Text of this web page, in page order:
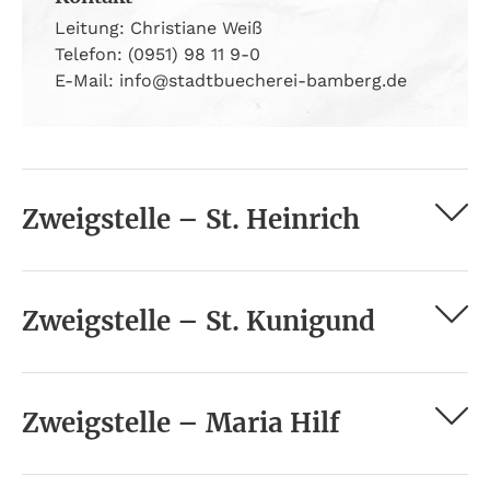
Leitung: Christiane Weiß
Telefon: (0951) 98 11 9-0
E-Mail: info@stadtbuecherei-bamberg.de
Zweigstelle – St. Heinrich
Zweigstelle – St. Kunigund
Zweigstelle – Maria Hilf